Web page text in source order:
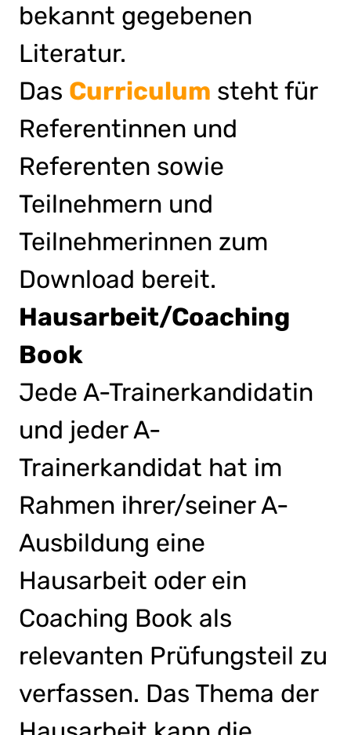
bekannt gegebenen
Literatur.
Das Curriculum steht für
Referentinnen und
Referenten sowie
Teilnehmern und
Teilnehmerinnen zum
Download bereit.
Hausarbeit/Coaching
Book
Jede A-Trainerkandidatin
und jeder A-
Trainerkandidat hat im
Rahmen ihrer/seiner A-
Ausbildung eine
Hausarbeit oder ein
Coaching Book als
relevanten Prüfungsteil zu
verfassen. Das Thema der